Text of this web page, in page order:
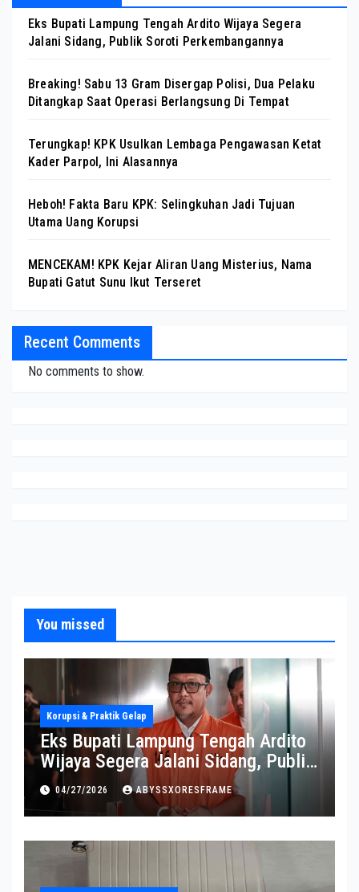
Eks Bupati Lampung Tengah Ardito Wijaya Segera
Jalani Sidang, Publik Soroti Perkembangannya
Breaking! Sabu 13 Gram Disergap Polisi, Dua Pelaku
Ditangkap Saat Operasi Berlangsung Di Tempat
Terungkap! KPK Usulkan Lembaga Pengawasan Ketat
Kader Parpol, Ini Alasannya
Heboh! Fakta Baru KPK: Selingkuhan Jadi Tujuan
Utama Uang Korupsi
MENCEKAM! KPK Kejar Aliran Uang Misterius, Nama
Bupati Gatut Sunu Ikut Terseret
Recent Comments
No comments to show.
You missed
Korupsi & Praktik Gelap
Eks Bupati Lampung Tengah Ardito
Wijaya Segera Jalani Sidang, Publik
Soroti Perkembangannya
04/27/2026 ABYSSXORESFRAME